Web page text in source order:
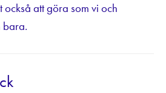
att göra som vi och
bara.